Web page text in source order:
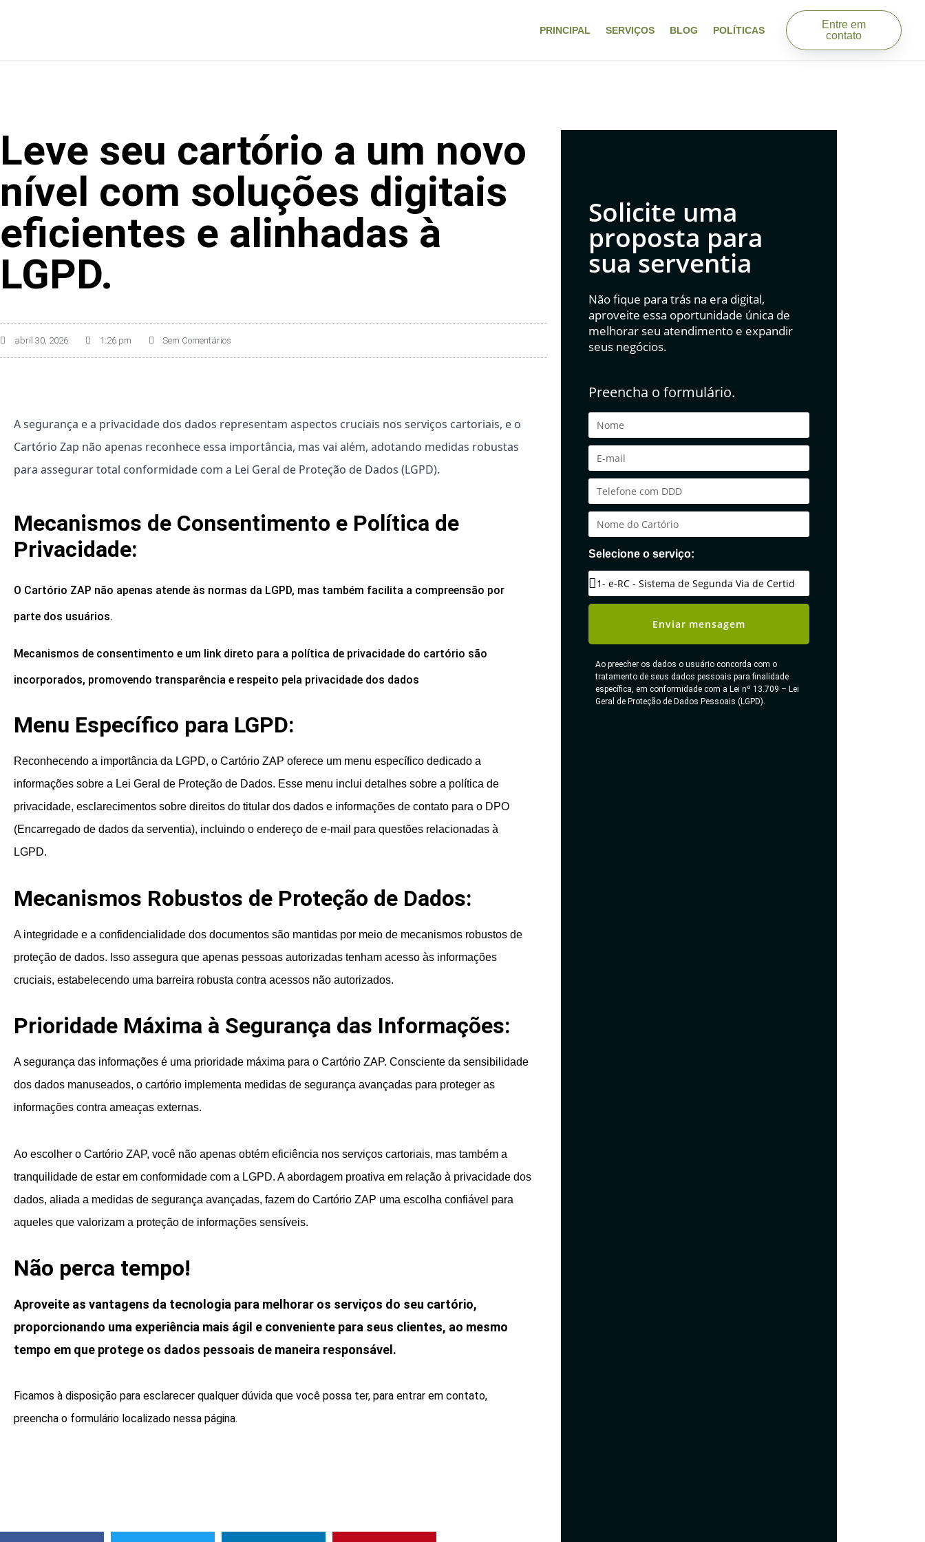
PRINCIPAL SERVIÇOS BLOG POLÍTICAS
Entre em
contato
Leve seu cartório a um novo
nível com soluções digitais
eficientes e alinhadas à
LGPD.
abril 30, 2026 1:26 pm Sem Comentários
A segurança e a privacidade dos dados representam aspectos cruciais nos serviços cartoriais, e o
Cartório Zap não apenas reconhece essa importância, mas vai além, adotando medidas robustas
para assegurar total conformidade com a Lei Geral de Proteção de Dados (LGPD).
Mecanismos de Consentimento e Política de
Privacidade:
O Cartório ZAP não apenas atende às normas da LGPD, mas também facilita a compreensão por
parte dos usuários.
Mecanismos de consentimento e um link direto para a política de privacidade do cartório são
incorporados, promovendo transparência e respeito pela privacidade dos dados
Menu Específico para LGPD:
Reconhecendo a importância da LGPD, o Cartório ZAP oferece um menu específico dedicado a
informações sobre a Lei Geral de Proteção de Dados. Esse menu inclui detalhes sobre a política de
privacidade, esclarecimentos sobre direitos do titular dos dados e informações de contato para o DPO
(Encarregado de dados da serventia), incluindo o endereço de e-mail para questões relacionadas à
LGPD.
Mecanismos Robustos de Proteção de Dados:
A integridade e a confidencialidade dos documentos são mantidas por meio de mecanismos robustos de
proteção de dados. Isso assegura que apenas pessoas autorizadas tenham acesso às informações
cruciais, estabelecendo uma barreira robusta contra acessos não autorizados.
Prioridade Máxima à Segurança das Informações:
A segurança das informações é uma prioridade máxima para o Cartório ZAP. Consciente da sensibilidade
dos dados manuseados, o cartório implementa medidas de segurança avançadas para proteger as
informações contra ameaças externas.
Ao escolher o Cartório ZAP, você não apenas obtém eficiência nos serviços cartoriais, mas também a
tranquilidade de estar em conformidade com a LGPD. A abordagem proativa em relação à privacidade dos
dados, aliada a medidas de segurança avançadas, fazem do Cartório ZAP uma escolha confiável para
aqueles que valorizam a proteção de informações sensíveis.
Não perca tempo!
Aproveite as vantagens da tecnologia para melhorar os serviços do seu cartório,
proporcionando uma experiência mais ágil e conveniente para seus clientes, ao mesmo
tempo em que protege os dados pessoais de maneira responsável.
Ficamos à disposição para esclarecer qualquer dúvida que você possa ter, para entrar em contato,
preencha o formulário localizado nessa página.
Solicite uma
proposta para
sua serventia
Não fique para trás na era digital,
aproveite essa oportunidade única de
melhorar seu atendimento e expandir
seus negócios.
Preencha o formulário.
Selecione o serviço:
Enviar mensagem
Ao preecher os dados o usuário concorda com o
tratamento de seus dados pessoais para finalidade
específica, em conformidade com a Lei nº 13.709 – Lei
Geral de Proteção de Dados Pessoais (LGPD).